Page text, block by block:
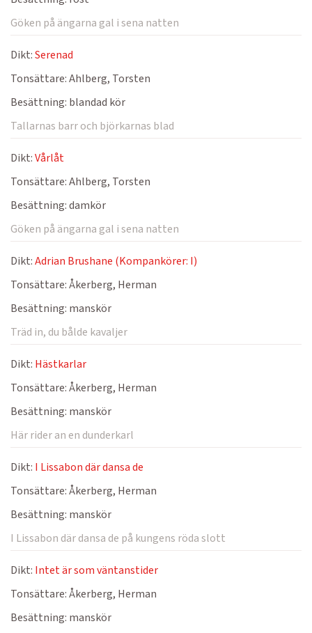
Göken på ängarna gal i sena natten
Dikt:Serenad
Tonsättare:Ahlberg, Torsten
Besättning: blandad kör
Tallarnas barr och björkarnas blad
Dikt:Vårlåt
Tonsättare:Ahlberg, Torsten
Besättning:damkör
Göken på ängarna gal i sena natten
Dikt:Adrian Brushane (Kompankörer: I)
Tonsättare:Åkerberg, Herman
Besättning: manskör
Träd in, du bålde kavaljer
Dikt: Hästkarlar
Tonsättare:Åkerberg, Herman
Besättning: manskör
Här rider an en dunderkarl
Dikt: I Lissabon där dansa de
Tonsättare:Åkerberg, Herman
Besättning: manskör
I Lissabon där dansa de på kungens röda slott
Dikt: Intet är som väntanstider
Tonsättare:Åkerberg, Herman
Besättning: manskör